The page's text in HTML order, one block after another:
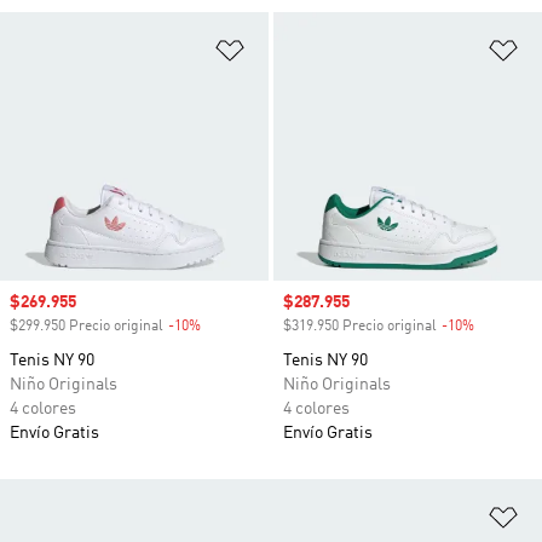
Precio de venta
$269.955
$299.950 Precio original -10%
Tenis NY 90
Niño Originals
4 colores
Envío Gratis
Precio de venta
$287.955
$319.950 Precio original -10%
Tenis NY 90
Niño Originals
4 colores
Envío Gratis